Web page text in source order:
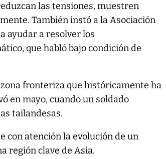
las tensiones, muestren
También instó a la Asociación
ayudar a resolver los
que habló bajo condición de
fronteriza que históricamente ha
en mayo, cuando un soldado
tailandesas.
con atención la evolución de un
región clave de Asia.